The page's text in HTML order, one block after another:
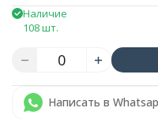
Наличие
108 шт.
Написать в